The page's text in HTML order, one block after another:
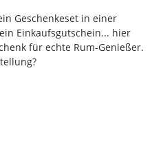
Geschenkeset in einer
Einkaufsgutschein... hier
für echte Rum-Genießer.